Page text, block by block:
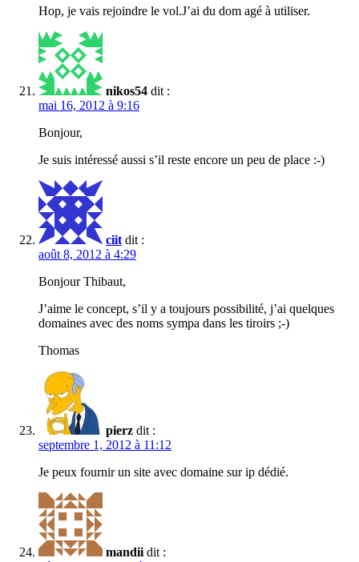
Hop, je vais rejoindre le vol.J’ai du dom agé à utiliser.
nikos54 dit :
mai 16, 2012 à 9:16
Bonjour,
Je suis intéressé aussi s’il reste encore un peu de place :-)
ciit dit :
août 8, 2012 à 4:29
Bonjour Thibaut,
J’aime le concept, s’il y a toujours possibilité, j’ai quelques
domaines avec des noms sympa dans les tiroirs ;-)
Thomas
pierz dit :
septembre 1, 2012 à 11:12
Je peux fournir un site avec domaine sur ip dédié.
mandii dit :